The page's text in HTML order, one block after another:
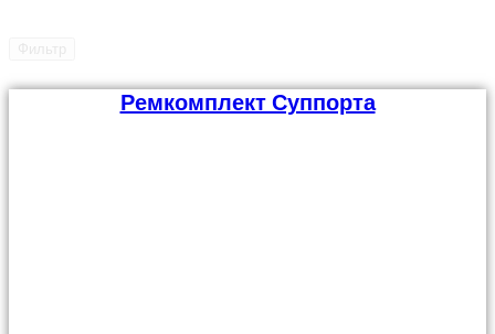
Ремкомплект Суппорта